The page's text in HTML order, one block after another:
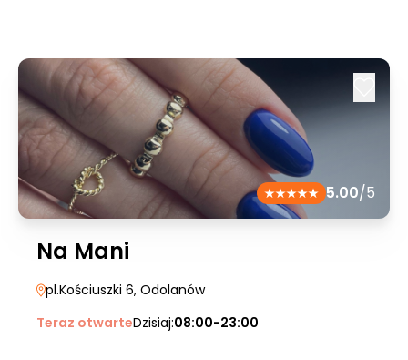
5.00/5
Na Mani
pl.Kościuszki 6, Odolanów
Teraz otwarteDzisiaj:08:00-23:00